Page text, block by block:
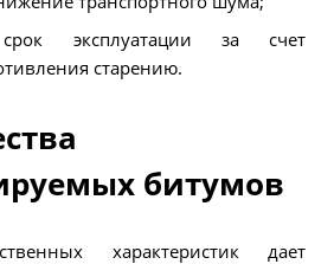
эксплуатации за счет
старению.
битумов
характеристик дает